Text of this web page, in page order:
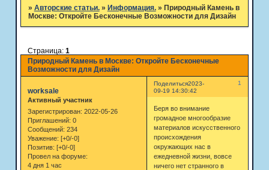
» Авторские статьи. » Информация. » Природный Камень в
Москве: Откройте Бесконечные Возможности для Дизайн
Природный Камень в Москве: Откройте Бесконечные
Возможности для Дизайн
Страница: 1
Поделиться 1
2023-
09-19 14:30:42
worksale
Активный участник
Зарегистрирован: 2022-05-26
Приглашений: 0
Сообщений: 234
Уважение: [+0/-0]
Позитив: [+0/-0]
Провел на форуме:
4 дня 1 час
Беря во внимание
громадное многообразие
материалов искусственного
происхождения
окружающих нас в
ежедневной жизни, вовсе
ничего нет странного в